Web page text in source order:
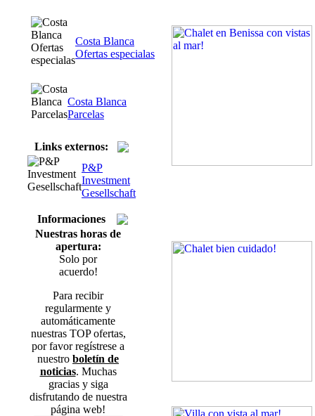
Costa Blanca
Ofertas especialas
Costa Blanca
Parcelas
Links externos:
P&P
Investment
Gesellschaft
Informaciones
Nuestras horas de
apertura:
Solo por
acuerdo!
Para recibir
regularmente y
automáticamente
nuestras TOP ofertas,
por favor regístrese a
nuestro boletín de
noticias. Muchas
gracias y siga
disfrutando de nuestra
página web!